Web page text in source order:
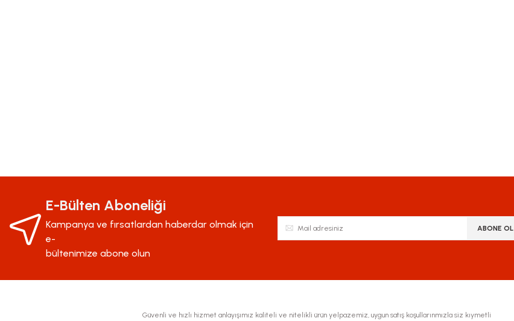
Bu ürüne ilk yorumu siz yapın!
Ürün resmi kalitesiz, bozuk veya görüntülenemiyor.
Ürün açıklamasında eksik bilgiler bulunuyor.
Ürün bilgilerinde hatalar bulunuyor.
Ürün fiyatı diğer sitelerden daha pahalı.
E-Bülten Aboneliği
Kampanya ve fırsatlardan haberdar olmak için
e-
bültenimize abone olun
ABONE OL
Güvenli ve hızlı hizmet anlayışımız kaliteli ve nitelikli ürün yelpazemiz, uygun satış koşullarınmızla siz kıymetli